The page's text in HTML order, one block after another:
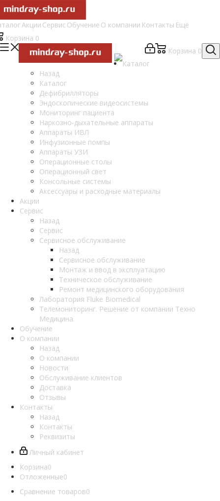
Акции Сервис Обучение О компании Контакты Ещё
Корзина 0
Корзина 0
Каталог
Назад
Каталог
Дефибрилляторы
Эндоскопические видеосистемы
Мониторинг пациента
Наркозно-дыхательные аппараты
Аппараты ИВЛ
Инфузионные помпы
Аппараты УЗИ
Операционные столы
Операционный свет
Консольные системы
Аксессуары и расходные материалы
Акции
Сервис
Назад
Сервис
Сервисное обслуживание
Назад
Сервисное обслуживание
Монтаж и ввод в эксплуатацию
Техническое обслуживание
Ремонт медицинского оборудования
Лаборатория Fluke Biomedical
Телемониторинг. Решение от компании Техно
Медицина.
Обучение
О компании
Назад
О компании
Новости
Обслуживание клиентов
Доставка
Отзывы
Контакты
Назад
Контакты
Реквизиты
Личный кабинет
Корзина0
Отложенные0
Сравнение товаров0